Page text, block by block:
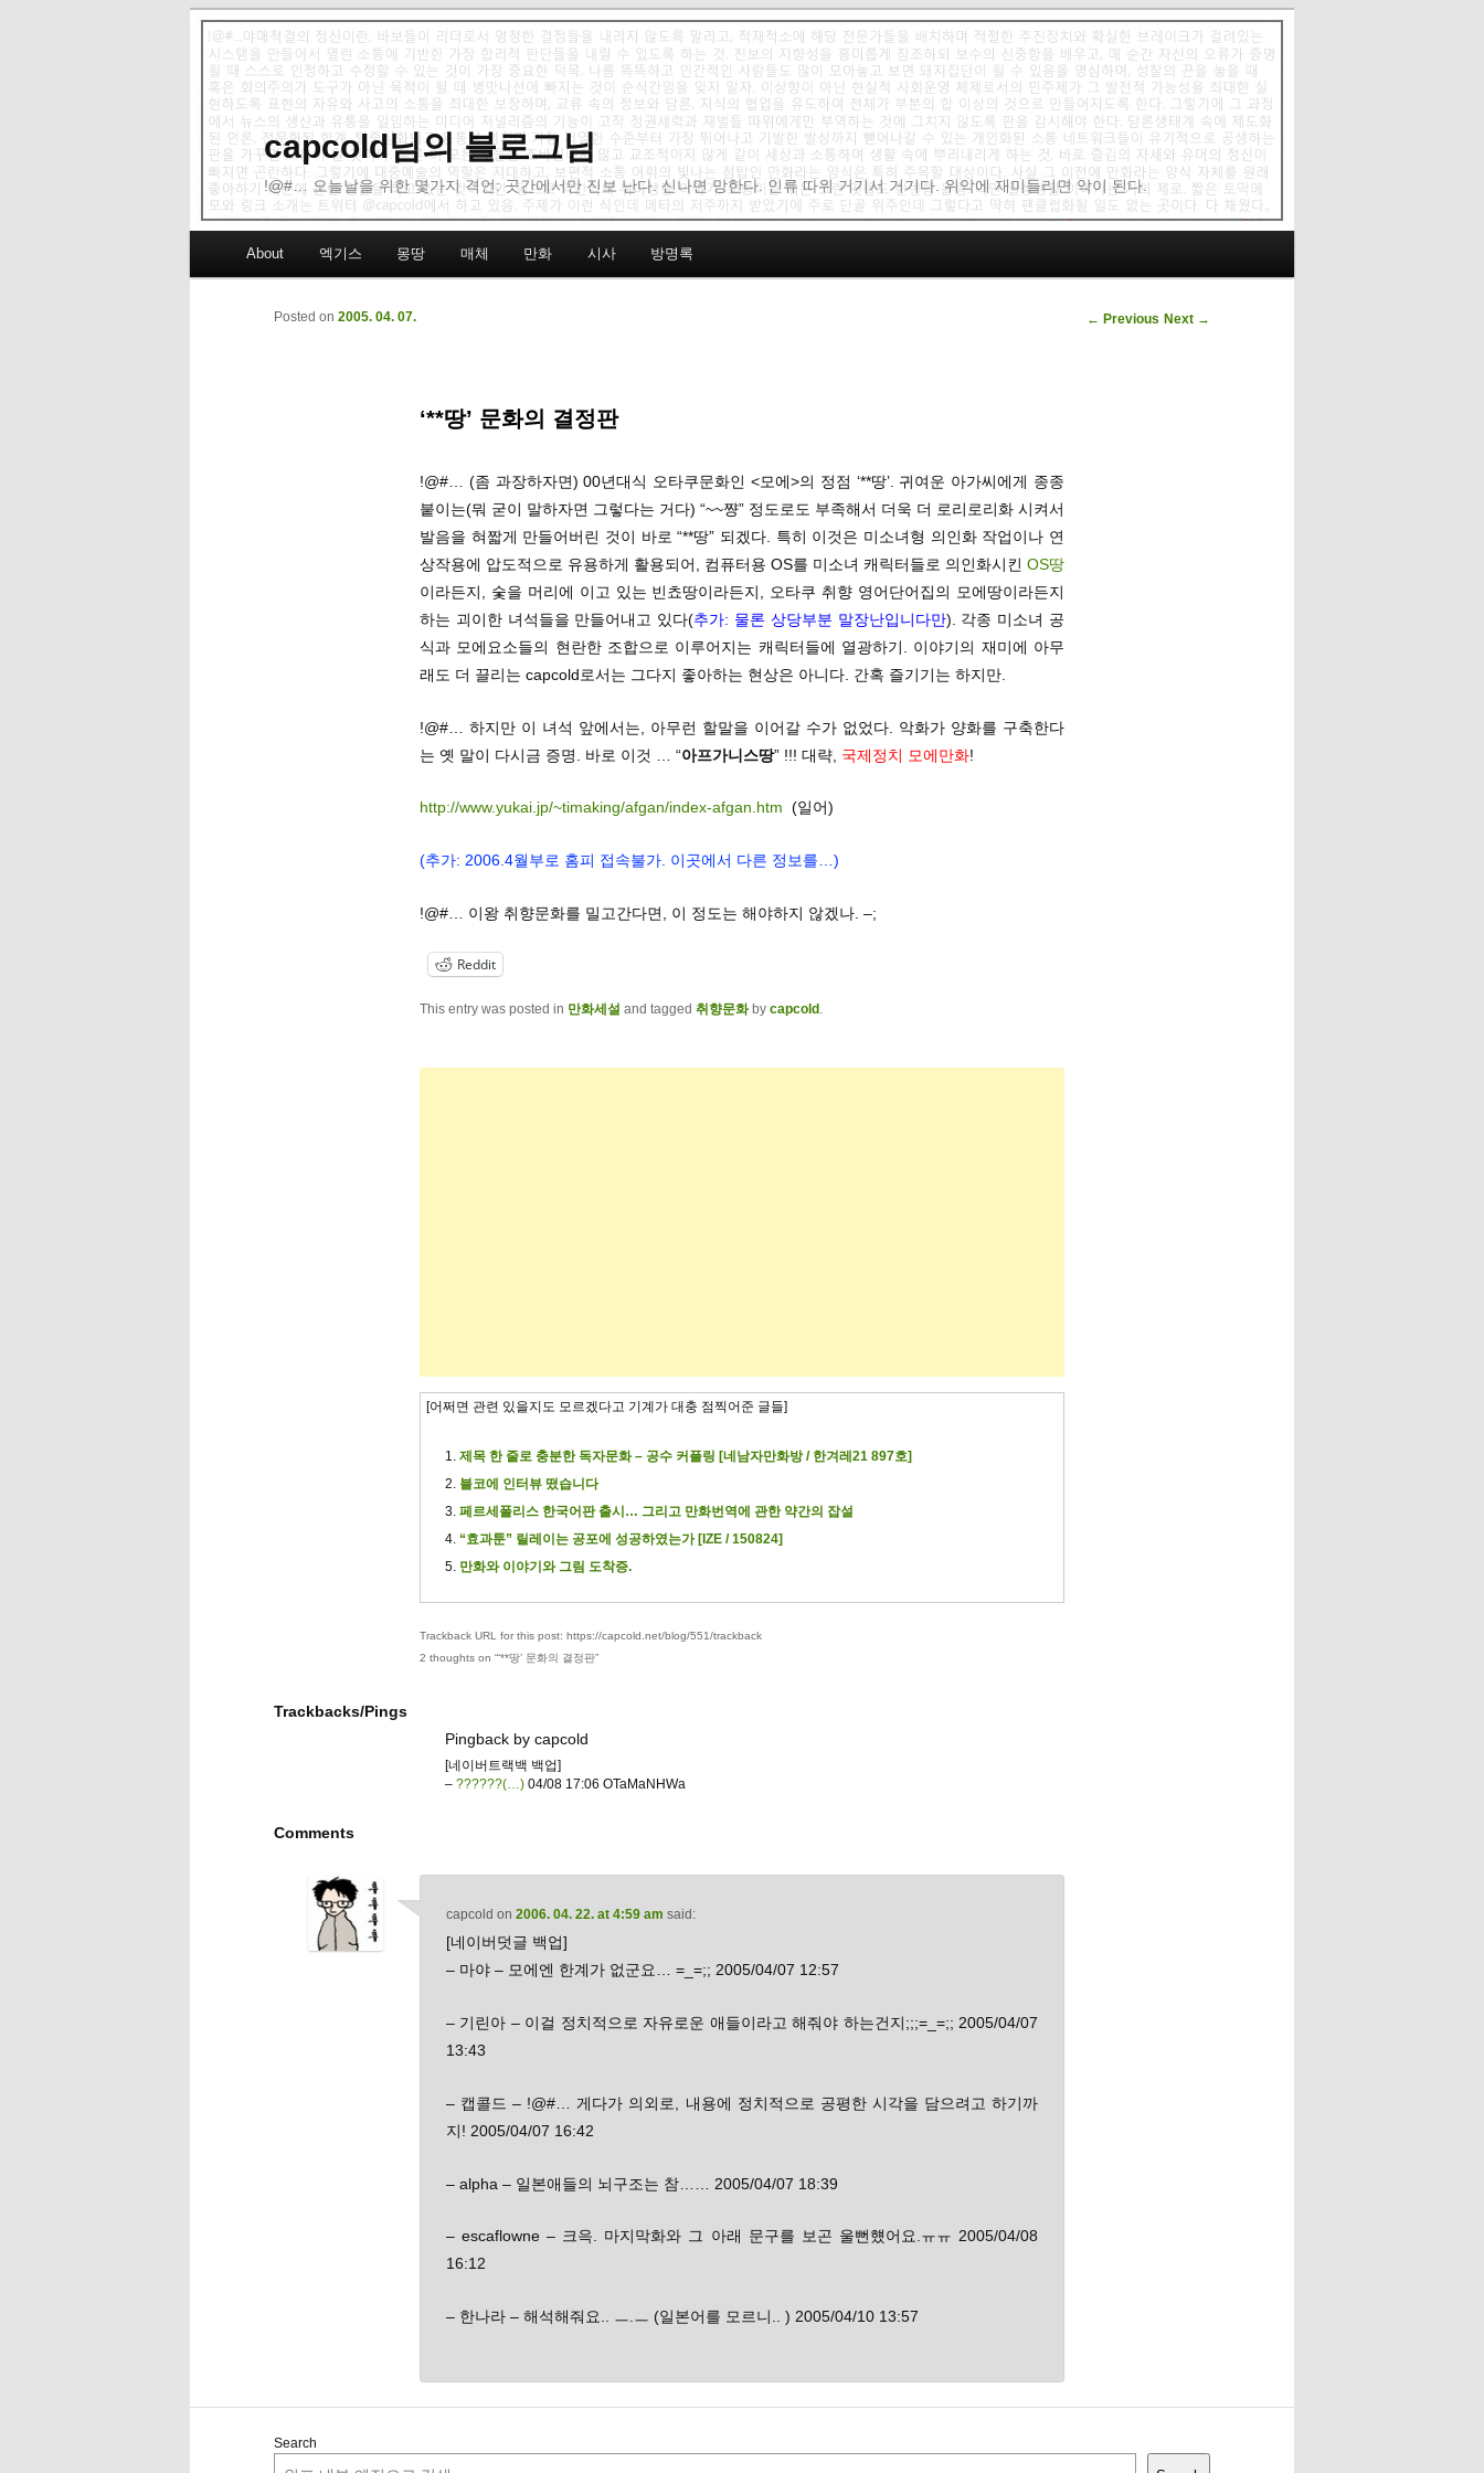
capcold님의 블로그님
!@#… 오늘날을 위한 몇가지 격언: 곳간에서만 진보 난다. 신나면 망한다. 인류 따위 거기서 거기다. 위악에 재미들리면 악이 된다.
Skip to primary content
Skip to secondary content
About 엑기스 몽땅 매체 만화 시사 방명록
Post navigation
← Previous Next →
‘**땅’ 문화의 결정판
Posted on 2005. 04. 07.
!@#… (좀 과장하자면) 00년대식 오타쿠문화인 <모에>의 정점 ‘**땅’. 귀여운 아가씨에게 종종
붙이는(뭐 굳이 말하자면 그렇다는 거다) “~~쨩” 정도로도 부족해서 더욱 더 로리로리화 시켜서
발음을 혀짧게 만들어버린 것이 바로 “**땅” 되겠다. 특히 이것은 미소녀형 의인화 작업이나 연
상작용에 압도적으로 유용하게 활용되어, 컴퓨터용 OS를 미소녀 캐릭터들로 의인화시킨OS땅
이라든지, 숯을 머리에 이고 있는 빈쵸땅이라든지, 오타쿠 취향 영어단어집의 모에땅이라든지
하는 괴이한 녀석들을 만들어내고 있다(추가: 물론 상당부분 말장난입니다만). 각종 미소녀 공
식과 모에요소들의 현란한 조합으로 이루어지는 캐릭터들에 열광하기. 이야기의 재미에 아무
래도 더 끌리는 capcold로서는 그다지 좋아하는 현상은 아니다. 간혹 즐기기는 하지만.
!@#… 하지만 이 녀석 앞에서는, 아무런 할말을 이어갈 수가 없었다. 악화가 양화를 구축한다
는 옛 말이 다시금 증명. 바로 이것 … “아프가니스땅” !!! 대략, 국제정치 모에만화!
http://www.yukai.jp/~timaking/afgan/index-afgan.htm (일어)
(추가: 2006.4월부로 홈피 접속불가. 이곳에서 다른 정보를…)
!@#… 이왕 취향문화를 밀고간다면, 이 정도는 해야하지 않겠나. –;
Reddit
This entry was posted in 만화세설 and tagged 취향문화by capcold.
[어쩌면 관련 있을지도 모르겠다고 기계가 대충 점찍어준 글들]
제목 한 줄로 충분한 독자문화 – 공수 커플링 [네남자만화방 / 한겨레21 897호]
블코에 인터뷰 떴습니다
페르세폴리스 한국어판 출시… 그리고 만화번역에 관한 약간의 잡설
“효과툰” 릴레이는 공포에 성공하였는가 [IZE / 150824]
만화와 이야기와 그림 도착증.
Trackback URL for this post: https://capcold.net/blog/551/trackback
2 thoughts on “‘**땅’ 문화의 결정판”
Trackbacks/Pings
Pingback by capcold
[네이버트랙백 백업]
– ??????(…)04/08 17:06 OTaMaNHWa
Comments
capcold on 2006. 04. 22. at 4:59 am said:
[네이버덧글 백업]
– 마야 – 모에엔 한계가 없군요… =_=;; 2005/04/07 12:57
– 기린아 – 이걸 정치적으로 자유로운 애들이라고 해줘야 하는건지;;;=_=;; 2005/04/07
13:43
– 캡콜드 – !@#… 게다가 의외로, 내용에 정치적으로 공평한 시각을 담으려고 하기까
지! 2005/04/07 16:42
– alpha – 일본애들의 뇌구조는 참…… 2005/04/07 18:39
– escaflowne – 크윽. 마지막화와 그 아래 문구를 보곤 울뻔헀어요.ㅠㅠ 2005/04/08
16:12
– 한나라 – 해석해줘요.. ㅡ.ㅡ (일본어를 모르니.. ) 2005/04/10 13:57
Search